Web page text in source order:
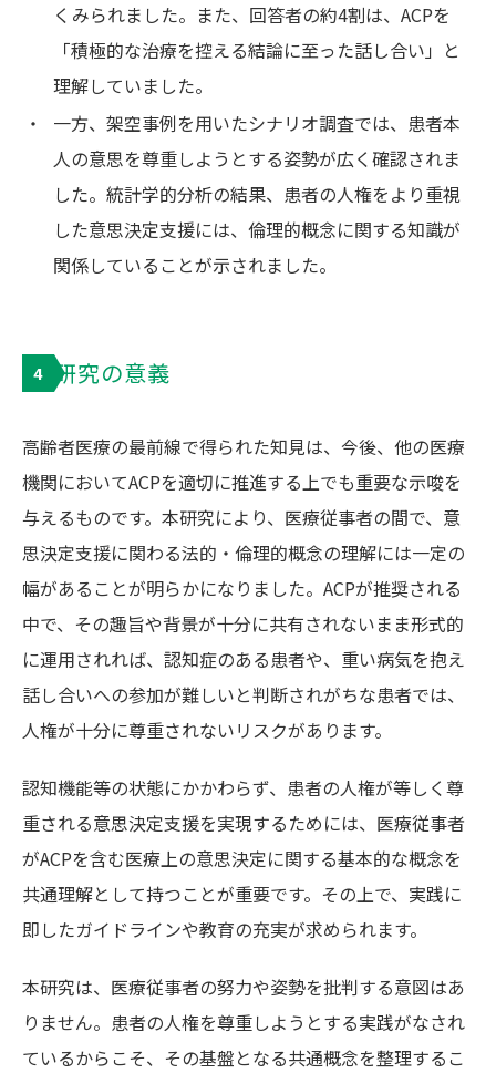
くみられました。また、回答者の約4割は、ACPを
「積極的な治療を控える結論に至った話し合い」と
理解していました。
・
一方、架空事例を用いたシナリオ調査では、患者本
人の意思を尊重しようとする姿勢が広く確認されま
した。統計学的分析の結果、患者の人権をより重視
した意思決定支援には、倫理的概念に関する知識が
関係していることが示されました。
4 研究の意義
高齢者医療の最前線で得られた知見は、今後、他の医療
機関においてACPを適切に推進する上でも重要な示唆を
与えるものです。本研究により、医療従事者の間で、意
思決定支援に関わる法的・倫理的概念の理解には一定の
幅があることが明らかになりました。ACPが推奨される
中で、その趣旨や背景が十分に共有されないまま形式的
に運用されれば、認知症のある患者や、重い病気を抱え
話し合いへの参加が難しいと判断されがちな患者では、
人権が十分に尊重されないリスクがあります。
認知機能等の状態にかかわらず、患者の人権が等しく尊
重される意思決定支援を実現するためには、医療従事者
がACPを含む医療上の意思決定に関する基本的な概念を
共通理解として持つことが重要です。その上で、実践に
即したガイドラインや教育の充実が求められます。
本研究は、医療従事者の努力や姿勢を批判する意図はあ
りません。患者の人権を尊重しようとする実践がなされ
ているからこそ、その基盤となる共通概念を整理するこ